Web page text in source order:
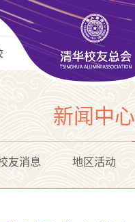
新闻中心
友消息 地区活动